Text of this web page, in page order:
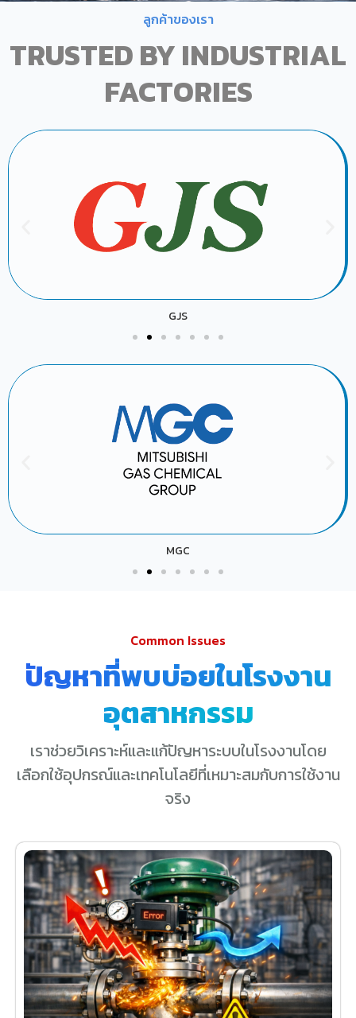
ลูกค้าของเรา
TRUSTED BY INDUSTRIAL
FACTORIES
GJS
MGC
Common Issues
ปัญหาที่พบบ่อยในโรงงาน
อุตสาหกรรม
เราช่วยวิเคราะห์และแก้ปัญหาระบบในโรงงานโดย
เลือกใช้อุปกรณ์และเทคโนโลยีที่เหมาะสมกับการใช้งาน
จริง